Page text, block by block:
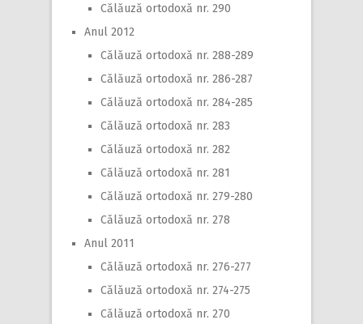
Călăuză ortodoxă nr. 290
Anul 2012
Călăuză ortodoxă nr. 288-289
Călăuză ortodoxă nr. 286-287
Călăuză ortodoxă nr. 284-285
Călăuză ortodoxă nr. 283
Călăuză ortodoxă nr. 282
Călăuză ortodoxă nr. 281
Călăuză ortodoxă nr. 279-280
Călăuză ortodoxă nr. 278
Anul 2011
Călăuză ortodoxă nr. 276-277
Călăuză ortodoxă nr. 274-275
Călăuză ortodoxă nr. 270